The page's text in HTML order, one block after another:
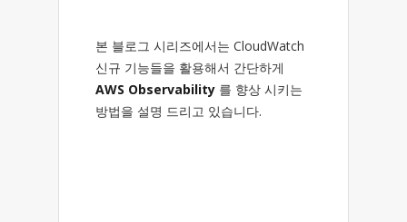
본 블로그 시리즈에서는 CloudWatch
신규 기능들을 활용해서 간단하게
AWS Observability 를 향상 시키는
방법을 설명 드리고 있습니다.